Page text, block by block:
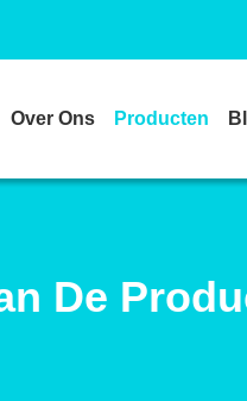
Over Ons Producten
De